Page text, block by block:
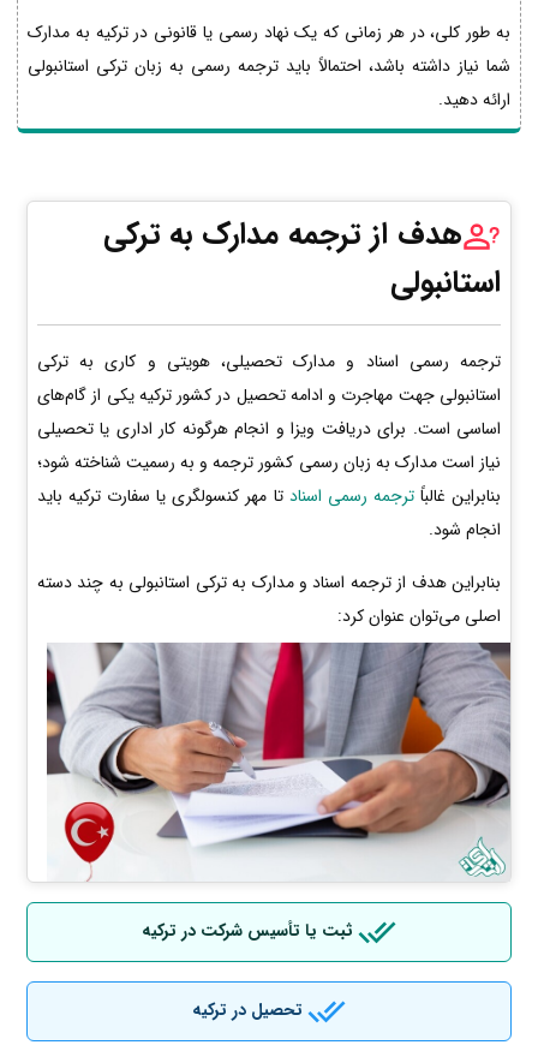
به طور کلی، در هر زمانی که یک نهاد رسمی یا قانونی در ترکیه به مدارک
شما نیاز داشته باشد، احتمالاً باید ترجمه رسمی به زبان ترکی استانبولی
ارائه دهید.
هدف از ترجمه مدارک به ترکی
استانبولی
ترجمه رسمی اسناد و مدارک تحصیلی، هویتی و کاری به ترکی
استانبولی جهت مهاجرت و ادامه تحصیل در کشور ترکیه یکی از گام‌های
اساسی است. برای دریافت ویزا و انجام هرگونه کار اداری یا تحصیلی
نیاز است مدارک به زبان رسمی کشور ترجمه و به رسمیت شناخته شود؛
بنابراین غالباًترجمه رسمی اسناد تا مهر کنسولگری یا سفارت ترکیه باید
انجام شود.
بنابراین هدف از ترجمه اسناد و مدارک به ترکی استانبولی به چند دسته
اصلی می‌توان عنوان کرد:
ثبت یا تأسیس شرکت در ترکیه
تحصیل در ترکیه